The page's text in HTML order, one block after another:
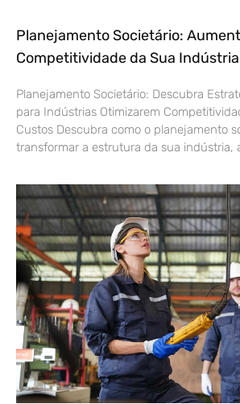
Planejamento Societário:
Competitividade da Sua Indústria
Planejamento Societário: Descubra
para Indústrias Otimizarem
Custos Descubra como o planejamento
transformar a estrutura da sua indústria,